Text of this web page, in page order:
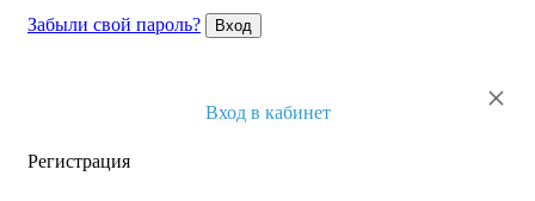
Забыли свой пароль? Вход
×
Вход в кабинет
Регистрация